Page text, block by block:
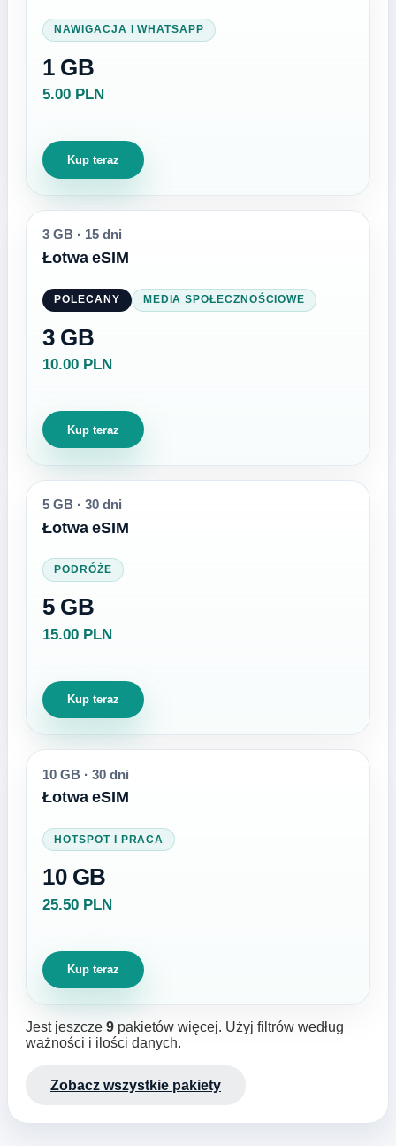
NAWIGACJA I WHATSAPP
1 GB
5.00 PLN
Kup teraz
3 GB · 15 dni
Łotwa eSIM
POLECANY MEDIA SPOŁECZNOŚCIOWE
3 GB
10.00 PLN
Kup teraz
5 GB · 30 dni
Łotwa eSIM
PODRÓŻE
5 GB
15.00 PLN
Kup teraz
10 GB · 30 dni
Łotwa eSIM
HOTSPOT I PRACA
10 GB
25.50 PLN
Kup teraz
Jest jeszcze 9 pakietów więcej. Użyj filtrów według
ważności i ilości danych.
Zobacz wszystkie pakiety